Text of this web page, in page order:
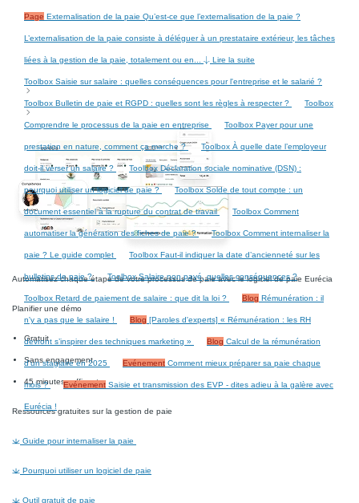
Page Externalisation de la paie Qu’est-ce que l’externalisation de la paie ?
L’externalisation de la paie consiste à déléguer à un prestataire extérieur, les tâches
liées à la gestion de la paie, totalement ou en... Lire la suite
Toolbox Saisie sur salaire : quelles conséquences pour l'entreprise et le salarié ?
Toolbox Bulletin de paie et RGPD : quelles sont les règles à respecter ? Toolbox
Comprendre le processus de la paie en entreprise Toolbox Payer pour une
prestation en nature, comment ça marche ? Toolbox À quelle date l’employeur
doit-il verser un salaire ? Toolbox Déclaration sociale nominative (DSN) :
pourquoi utiliser un logiciel de paie ? Toolbox Solde de tout compte : un
document essentiel à la rupture du contrat de travail Toolbox Comment
automatiser la génération des fiches de paie ? Toolbox Comment internaliser la
paie ? Le guide complet Toolbox Faut-il indiquer la date d’ancienneté sur les
bulletins de paie ? Toolbox Salaire non payé, quelles conséquences ?
Toolbox Retard de paiement de salaire : que dit la loi ? Blog Rémunération : il
n'y a pas que le salaire ! Blog [Paroles d'experts] « Rémunération : les RH
devront s’inspirer des techniques marketing » Blog Calcul de la rémunération
d'un stagiaire en 2025 Evénement Comment mieux préparer sa paie chaque
mois ? Evénement Saisie et transmission des EVP - dites adieu à la galère avec
Eurécia !
Automatisez chaque étape de votre processus de paie avec le logiciel de paie Eurécia
Planifier une démo
Gratuit
Sans engagement
45 minutes suffisent
Ressources gratuites sur la gestion de paie
Guide pour internaliser la paie
Pourquoi utiliser un logiciel de paie
Outil gratuit de paie